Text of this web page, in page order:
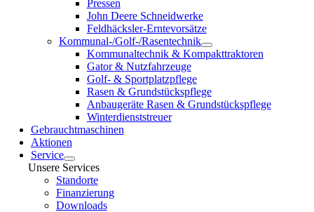
Pressen
John Deere Schneidwerke
Feldhäcksler-Erntevorsätze
Kommunal-/Golf-/Rasentechnik
Kommunaltechnik & Kompakttraktoren
Gator & Nutzfahrzeuge
Golf- & Sportplatzpflege
Rasen & Grundstückspflege
Anbaugeräte Rasen & Grundstückspflege
Winterdienststreuer
Gebrauchtmaschinen
Aktionen
Service
Unsere Services
Standorte
Finanzierung
Downloads